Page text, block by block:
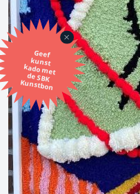
Geef
kunst
kado met
de SBK
Kunstbon